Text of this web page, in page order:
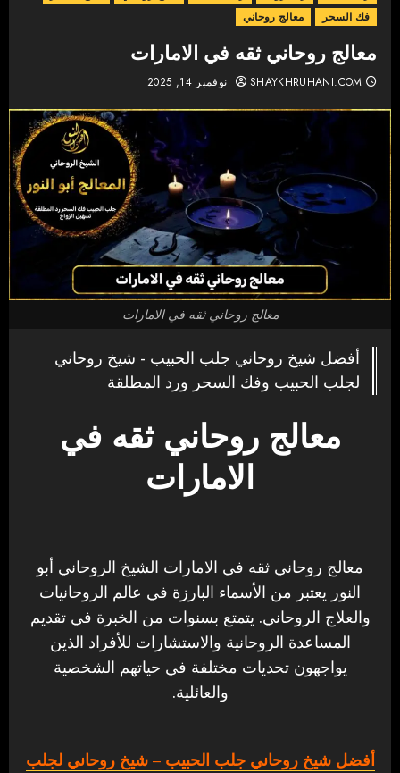
فك السحر
معالج روحاني
معالج روحاني ثقه في الامارات
SHAYKHRUHANI.COM نوفمبر 14, 2025
معالج روحاني ثقه في الامارات
أفضل شيخ روحاني جلب الحبيب - شيخ روحاني
لجلب الحبيب وفك السحر ورد المطلقة
معالج روحاني ثقه في
الامارات
معالج روحاني ثقه في الامارات الشيخ الروحاني أبو
النور يعتبر من الأسماء البارزة في عالم الروحانيات
والعلاج الروحاني. يتمتع بسنوات من الخبرة في تقديم
المساعدة الروحانية والاستشارات للأفراد الذين
يواجهون تحديات مختلفة في حياتهم الشخصية
والعائلية.
أفضل شيخ روحاني جلب الحبيب – شيخ روحاني لجلب